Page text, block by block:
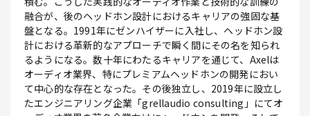
融合が、後のヘッドホン設計におけるキャリアの強固な基
盤となる。1991年にゼンハイザーに入社し、ヘッドホン設
計における革新的なアプローチで瞬く間にその名を知られ
るようになる。数十年にわたるキャリアを通じて、Axelは
オーディオ業界、特にプレミアムヘッドホンの開発におい
て中心的な存在となった。その後独立し、2019年に設立し
たエンジニアリング企業「grellaudio consulting」にてオ